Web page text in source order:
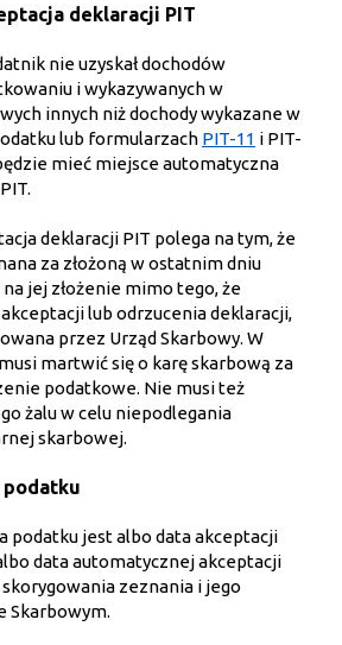
deklaracji PIT
nie uzyskał dochodów
i wykazywanych w
innych niż dochody wykazane w
lub formularzach PIT-11 i PIT-
mieć miejsce automatyczna
deklaracji PIT polega na tym, że
za złożoną w ostatnim dniu
jej złożenie mimo tego, że
lub odrzucenia deklaracji,
przez Urząd Skarbowy. W
martwić się o karę skarbową za
podatkowe. Nie musi też
żalu w celu niepodlegania
skarbowej.
podatku jest albo data akceptacji
data automatycznej akceptacji
zeznania i jego
Skarbowym.